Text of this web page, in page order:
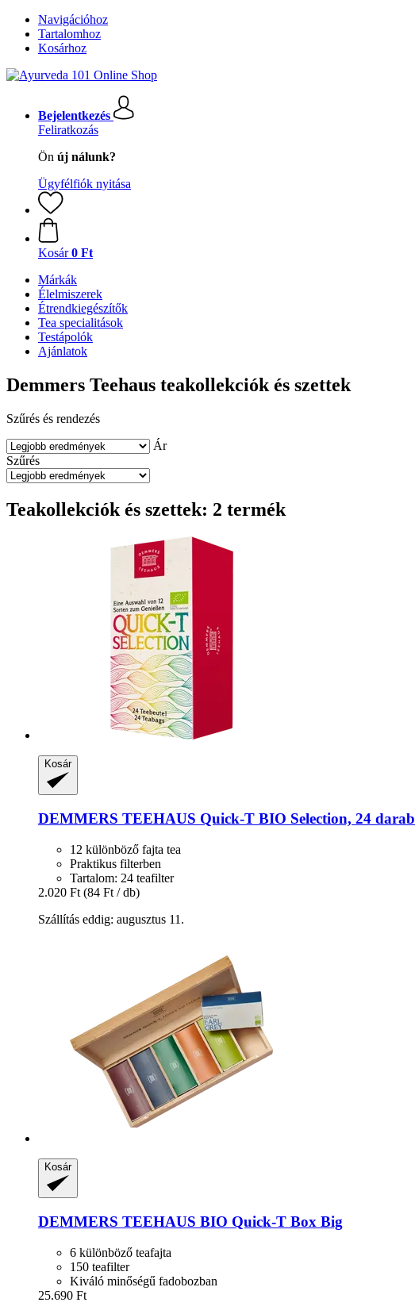
Navigációhoz
Tartalomhoz
Kosárhoz
Bejelentkezés
Feliratkozás
Ön új nálunk?
Ügyfélfiók nyitása
Kosár 0 Ft
Márkák
Élelmiszerek
Étrendkiegészítők
Tea specialitások
Testápolók
Ajánlatok
Demmers Teehaus teakollekciók és szettek
Szűrés és rendezés
Ár
Szűrés
Teakollekciók és szettek: 2 termék
Kosár
DEMMERS TEEHAUS Quick-​T BIO Selection, 24 darab
12 különböző fajta tea
Praktikus filterben
Tartalom: 24 teafilter
2.020 Ft (84 Ft / db)
Szállítás eddig: augusztus 11.
Kosár
DEMMERS TEEHAUS BIO Quick-​T Box Big
6 különböző teafajta
150 teafilter
Kiváló minőségű fadobozban
25.690 Ft